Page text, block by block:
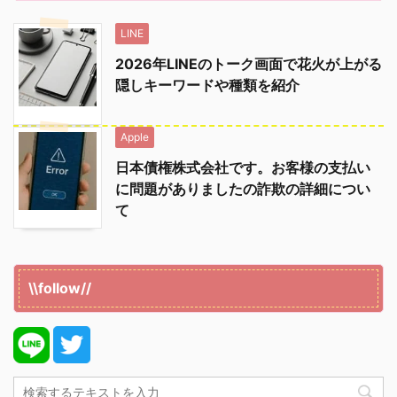
LINE
2026年LINEのトーク画面で花火が上がる
隠しキーワードや種類を紹介
Apple
日本債権株式会社です。お客様の支払い
に問題がありましたの詐欺の詳細につい
て
\\follow//